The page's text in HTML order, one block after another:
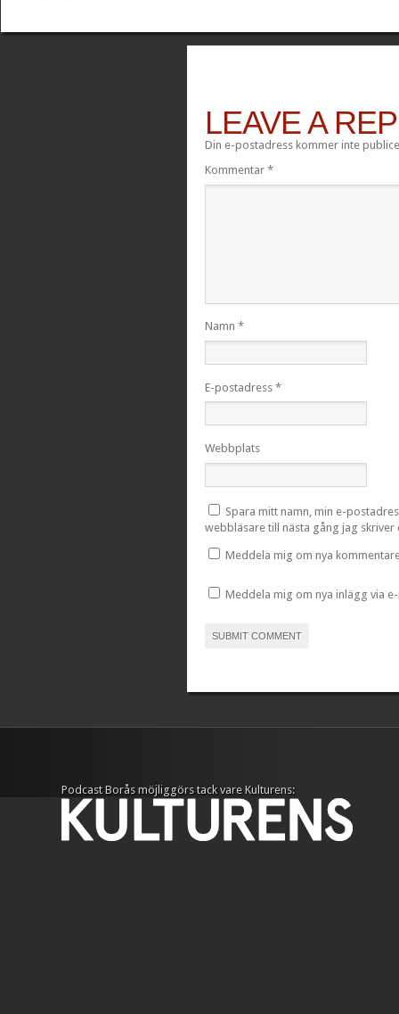
LEAVE A
Din e-postadress kommer inte
Kommentar *
Namn *
E-postadress *
Webbplats
Spara mitt namn, min e-
webbläsare till nästa gång jag skriver
Meddela mig om nya
Meddela mig om nya inlägg via
Podcast Borås möjliggörs tack vare Kulturens: